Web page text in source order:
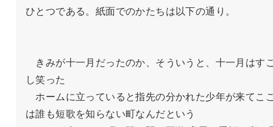
ひとつである。紙面でのかたちは以下の通り。
きみが十一月だったのか、そういうと、十一月はす
し笑った
ホームに立っていると指先の分かれた少年が来てこ
は誰も短歌を知らない町なんだという